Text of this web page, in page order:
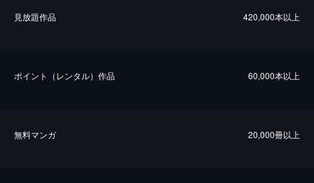
⾒放題作品 420,000本以上
ポイント（レンタル）作品 60,000本以上
無料マンガ 20,000冊以上